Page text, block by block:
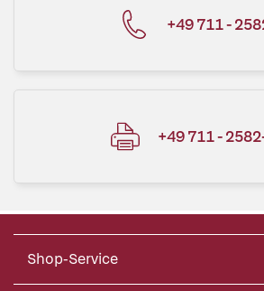
+49 711 -
+49 711 -
Shop-Service